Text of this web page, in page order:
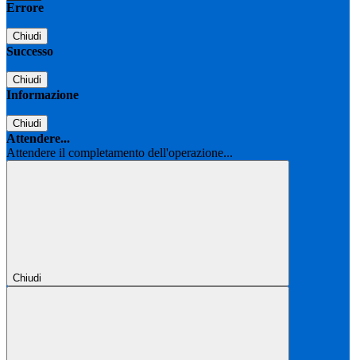
Errore
Chiudi
Successo
Chiudi
Informazione
Chiudi
Attendere...
Attendere il completamento dell'operazione...
Chiudi